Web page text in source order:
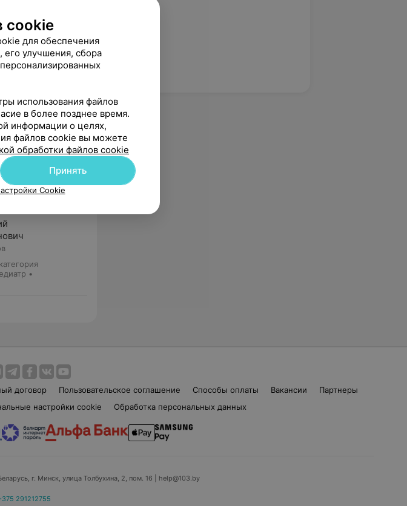
•
договор Пользовательское соглашение Способы оплаты Вакансии
Партнеры
настройки cookie Обработка персональных данных
г. Минск, улица Толбухина, 2, пом. 16 | help@103.by
291212755
cookie
для обеспечения
его улучшения, сбора
использования файлов
в более позднее время.
информации о целях,
файлов cookie вы можете
обработки файлов cookie
Принять
Cookie